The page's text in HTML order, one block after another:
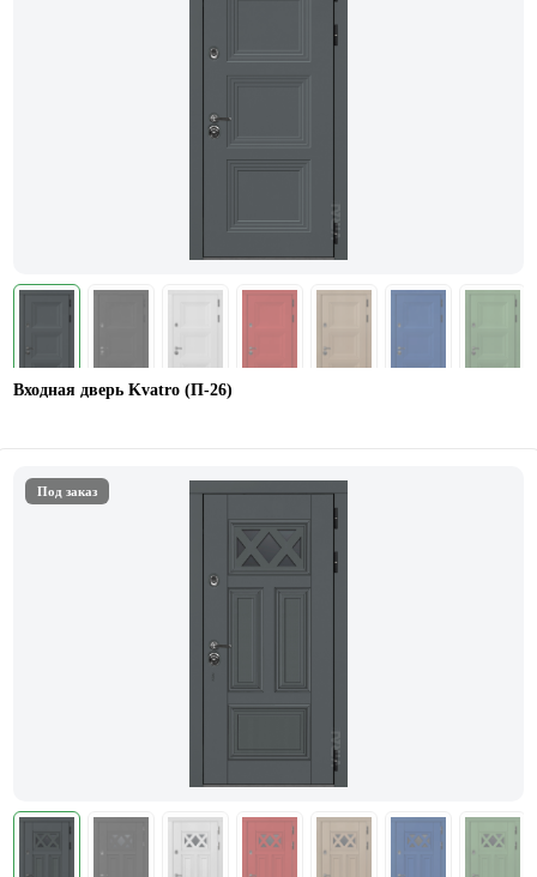
Входная дверь Kvatro (П-26)
Под заказ